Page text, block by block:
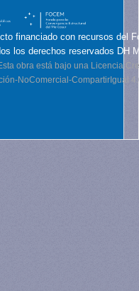
financiado con recursos del
los derechos reservados DH
obra está bajo una Licencia
NoComercial-CompartirIgual